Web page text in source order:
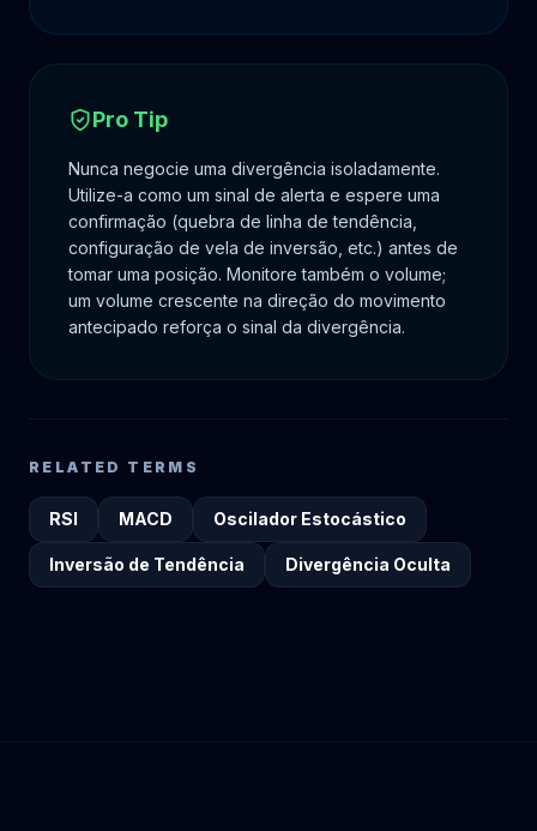
Pro Tip
Nunca negocie uma divergência isoladamente.
Utilize-a como um sinal de alerta e espere uma
confirmação (quebra de linha de tendência,
configuração de vela de inversão, etc.) antes de
tomar uma posição. Monitore também o volume;
um volume crescente na direção do movimento
antecipado reforça o sinal da divergência.
RELATED TERMS
RSI MACD Oscilador Estocástico
Inversão de Tendência Divergência Oculta